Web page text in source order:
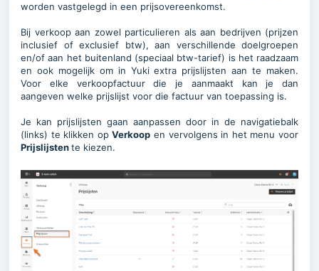
worden vastgelegd in een prijsovereenkomst.
Bij verkoop aan zowel particulieren als aan bedrijven (prijzen
inclusief of exclusief btw), aan verschillende doelgroepen
en/of aan het buitenland (speciaal btw-tarief) is het raadzaam
en ook mogelijk om in Yuki extra prijslijsten aan te maken.
Voor elke verkoopfactuur die je aanmaakt kan je dan
aangeven welke prijslijst voor die factuur van toepassing is.
Je kan prijslijsten gaan aanpassen door in de navigatiebalk
(links) te klikken opVerkoop en vervolgens in het menu voor
Prijslijstente kiezen.